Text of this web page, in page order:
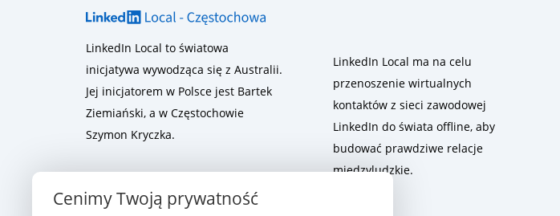
LinkedIn Local to światowa
inicjatywa wywodząca się z Australii.
Jej inicjatorem w Polsce jest Bartek
Ziemiański, a w Częstochowie
Szymon Kryczka.
LinkedIn Local ma na celu
przenoszenie wirtualnych
kontaktów z sieci zawodowej
LinkedIn do świata offline, aby
budować prawdziwe relacje
międzyludzkie.
Cenimy Twoją prywatność